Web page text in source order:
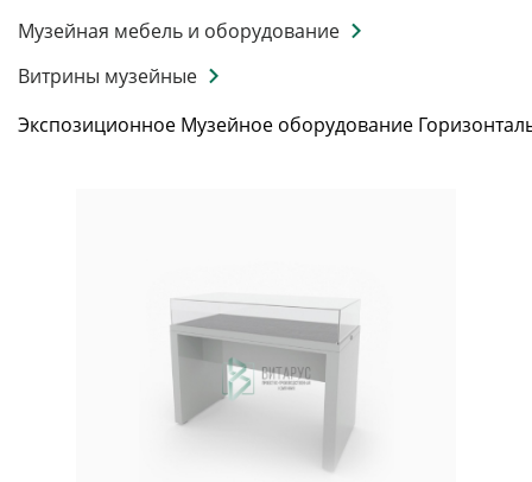
Музейная мебель и оборудование
Витрины музейные
Экспозиционное Музейное оборудование